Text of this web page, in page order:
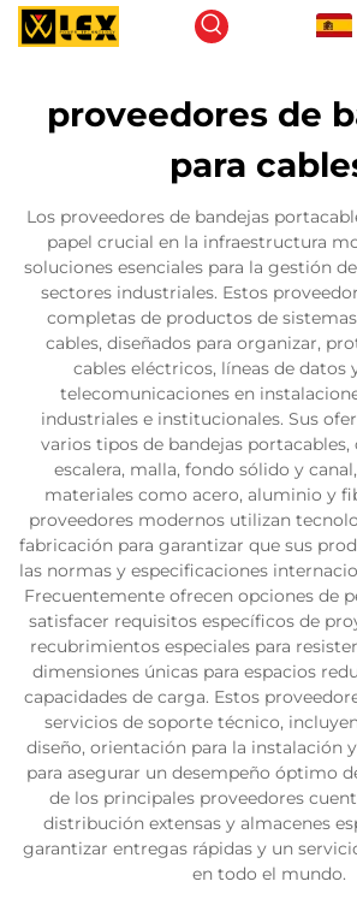
proveedores de
para
Los proveedores de bandejas
papel crucial en la infraestructura
soluciones esenciales para la gestión
sectores industriales. Estos
completas de productos de
cables, diseñados para organizar,
cables eléctricos, líneas de datos
telecomunicaciones en
industriales e institucionales. Sus
varios tipos de bandejas
escalera, malla, fondo sólido y
materiales como acero, aluminio y
proveedores modernos utilizan
fabricación para garantizar que sus
las normas y especificaciones
Frecuentemente ofrecen opciones de
satisfacer requisitos específicos de
recubrimientos especiales para
dimensiones únicas para espacios
capacidades de carga. Estos
servicios de soporte técnico,
diseño, orientación para la instalación
para asegurar un desempeño óptimo
de los principales proveedores
distribución extensas y almacenes
garantizar entregas rápidas y un
en todo el mundo.